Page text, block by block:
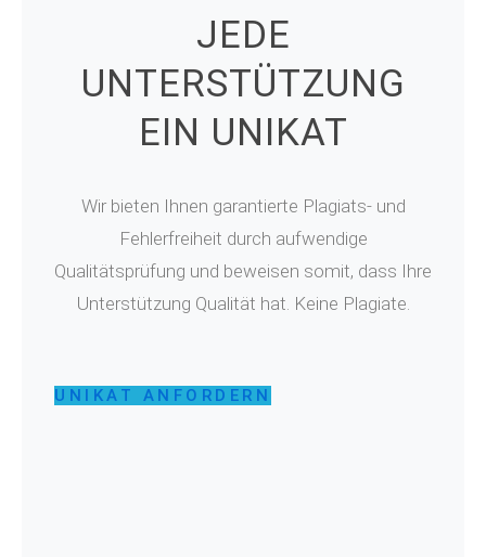
JEDE
UNTERSTÜTZUNG
EIN UNIKAT
Wir bieten Ihnen garantierte Plagiats- und
Fehlerfreiheit durch aufwendige
Qualitätsprüfung und beweisen somit, dass Ihre
Unterstützung Qualität hat. Keine Plagiate.
UNIKAT ANFORDERN